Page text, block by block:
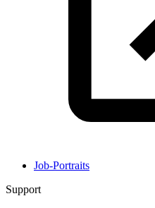
Job-Portraits
Support